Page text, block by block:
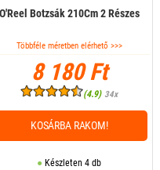
O'Reel Botzsák 210Cm 2 Részes
Többféle méretben elérhető >>>
8 180 Ft
(4.9) 34x
Készleten 4 db
KOSÁRBA RAKOM!